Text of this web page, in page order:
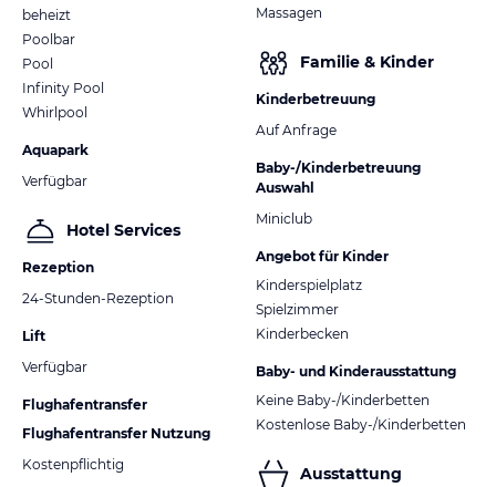
beheizt
Poolbar
Pool
Infinity Pool
Whirlpool
Aquapark
Verfügbar
Hotel Services
Rezeption
24-Stunden-Rezeption
Lift
Verfügbar
Flughafentransfer
Flughafentransfer Nutzung
Kostenpflichtig
Massagen
Familie & Kinder
Kinderbetreuung
Auf Anfrage
Baby-/Kinderbetreuung
Auswahl
Miniclub
Angebot für Kinder
Kinderspielplatz
Spielzimmer
Kinderbecken
Baby- und Kinderausstattung
Keine Baby-/Kinderbetten
Kostenlose Baby-/Kinderbetten
Ausstattung